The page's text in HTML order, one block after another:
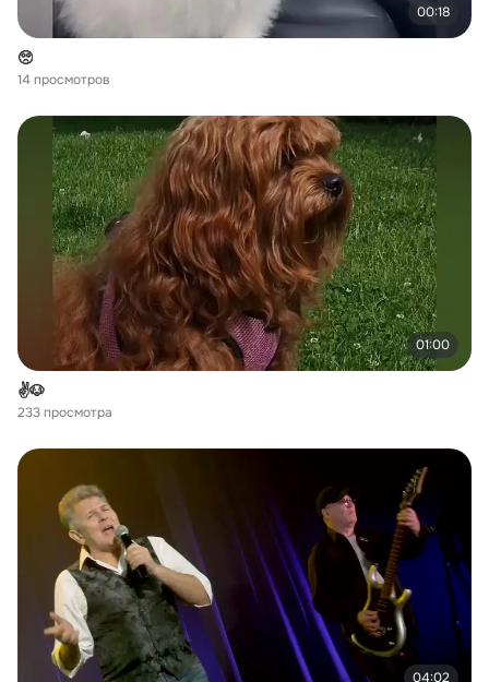
00:18
🥺
14 просмотров
01:00
✌️🐶
233 просмотра
04:02